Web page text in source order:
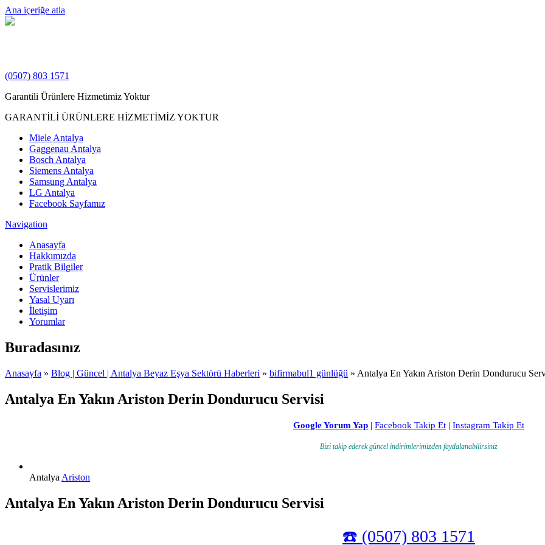
Ana içeriğe atla
(0507) 803 1571
Garantili Ürünlere Hizmetimiz Yoktur
GARANTİLİ ÜRÜNLERE HİZMETİMİZ YOKTUR
Miele Antalya
Gaggenau Antalya
Bosch Antalya
Siemens Antalya
Samsung Antalya
LG Antalya
Facebook Sayfamız
Navigation
Anasayfa
Hakkımızda
Pratik Bilgiler
Ürünler
Servislerimiz
Yasal Uyarı
İletişim
Yorumlar
Buradasınız
Anasayfa » Blog | Güncel | Antalya Beyaz Eşya Sektörü Haberleri » bifirmabul1 günlüğü » Antalya En Yakın Ariston Derin Dondurucu
Antalya En Yakın Ariston Derin Dondurucu Servisi
Google Yorum Yap | Facebook Takip Et | Instagram Takip Et
Bizi takip ederek güncel indirimlerimizden faydalanabilirsiniz
Antalya Ariston
Antalya En Yakın Ariston Derin Dondurucu Servisi
☎️ (0507) 803 1571